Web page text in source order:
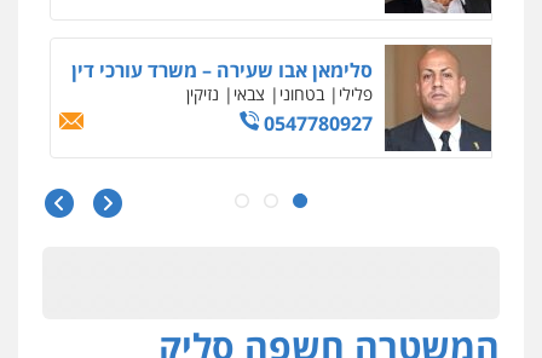
סלימאן אבו שעירה – משרד עורכי דין
פלילי בטחוני צבאי נזיקין
0547780927
עו"ד אסף גונן
מעצרים
גל דהן – משרד עורך דין פלילי
המשטרה חשפה סליק